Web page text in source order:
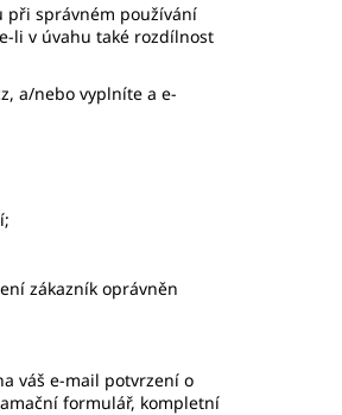
při správném používání
li v úvahu také rozdílnost
, a/nebo vyplníte a e-
zákazník oprávněn
váš e-mail potvrzení o
formulář, kompletní